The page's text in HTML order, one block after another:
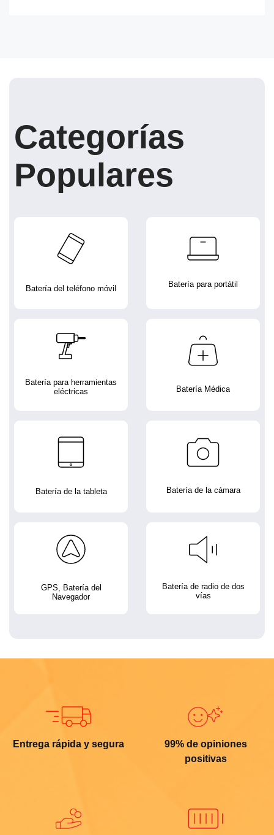
Categorías
Populares
Batería del teléfono móvil Batería para portátil
Batería para herramientas
eléctricas
Batería Médica
Batería de la tableta Batería de la cámara
GPS, Batería del
Navegador
Batería de radio de dos
vías
Entrega rápida y segura
99% de opiniones
positivas